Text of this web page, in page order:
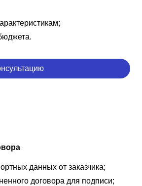
данных от заказчика;
договора для подписи;